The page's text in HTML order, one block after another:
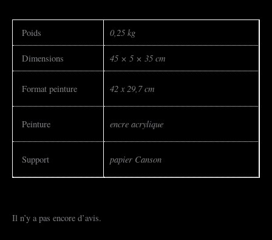
Poids 0,25 kg
Dimensions 45 × 5 × 35 cm
Format peinture 42 x 29,7 cm
Peinture encre acrylique
Support papier Canson
Il n’y a pas encore d’avis.